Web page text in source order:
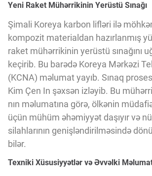
ÇƏRƏZLƏR SİYASƏTİ
İSTIFADƏ ŞƏRTLƏRİ
MƏXFİLİK SİYASƏTİ
Haqqımızda
Vizyoner Baxışı
Yeni Raket Mühərrikinin Yerüstü Sınağı
Şimali Koreya karbon lifləri ilə
kompozit materialdan hazırlanmış
raket mühərrikinin yerüstü sınağını
keçirib. Bu barədə Koreya Mərkəzi
(KCNA) məlumat yayıb. Sınaq
Kim Çen In şəxsən izləyib. Bu
nın məlumatına görə, ölkənin
üçün mühüm əhəmiyyət daşıyır və
silahlarının genişləndirilməsində
bilər.
Texniki Xüsusiyyətlər və Əvvəlki